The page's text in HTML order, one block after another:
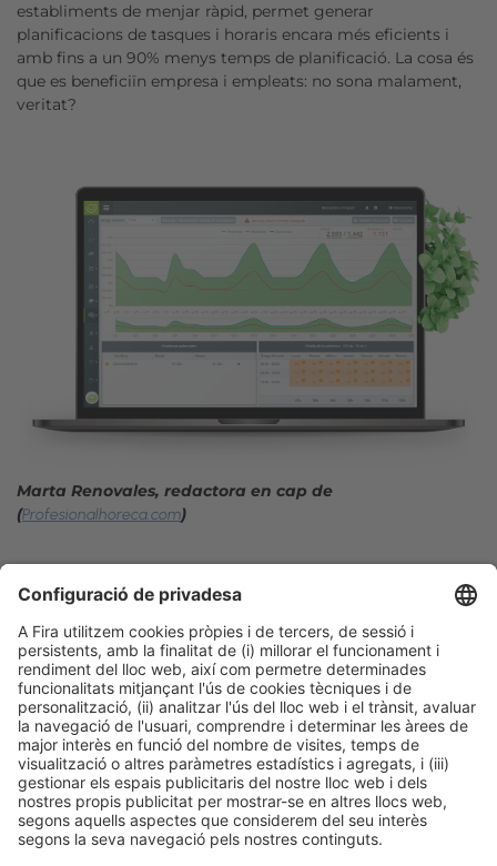
establiments de menjar ràpid, permet generar
planificacions de tasques i horaris encara més eficients i
amb fins a un 90% menys temps de planificació. La cosa és
que es beneficiïn empresa i empleats: no sona malament,
veritat?
Marta Renovales, redactora en cap de
(Profesionalhoreca.com)
Facebook Twitter LinkedIn WhatsApp Email
Informació legalAvís legal Política de privacitatPolítica de cookies